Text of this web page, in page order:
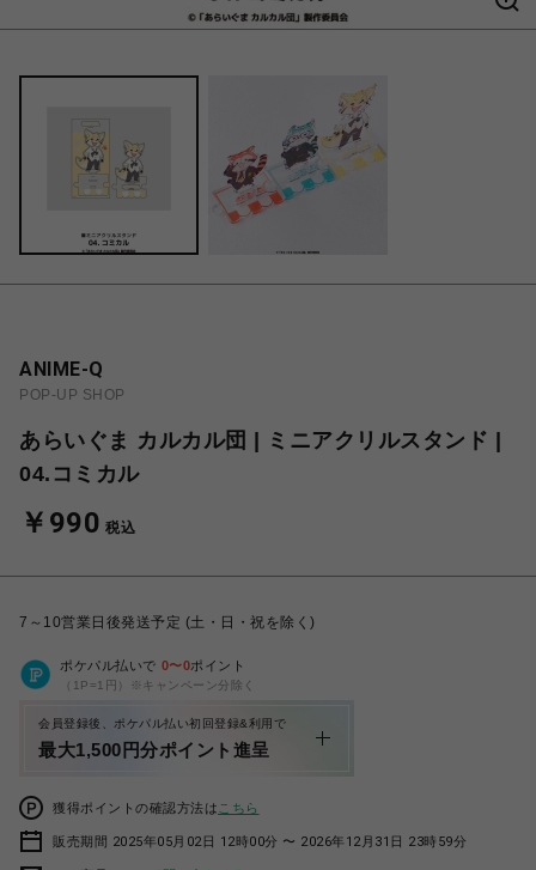
ANIME-Q
POP-UP SHOP
あらいぐま カルカル団 | ミニアクリルスタンド |
04.コミカル
￥990 税込
7～10営業日後発送予定 (土・日・祝を除く)
ポケパル払いで 0〜0ポイント
（1P=1円）※キャンペーン分除く
会員登録後、ポケパル払い初回登録&利用で
最大1,500円分ポイント進呈
獲得ポイントの確認方法は こちら
販売期間 2025年05月02日 12時00分 〜 2026年12月31日 23時59分